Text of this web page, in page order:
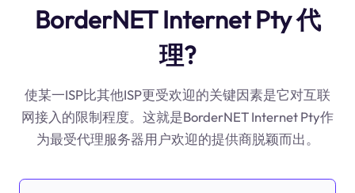
BorderNET Internet Pty 代
理?
使某一ISP比其他ISP更受欢迎的关键因素是它对互联
网接入的限制程度。这就是BorderNET Internet Pty作
为最受代理服务器用户欢迎的提供商脱颖而出。